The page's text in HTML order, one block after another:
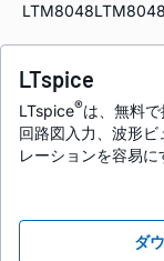
LTM8048
LTspice
LTspice®は、無料
回路図入力、波形ビ
レーションを容易に
ダ